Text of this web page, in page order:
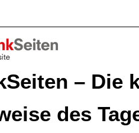
– Die
des